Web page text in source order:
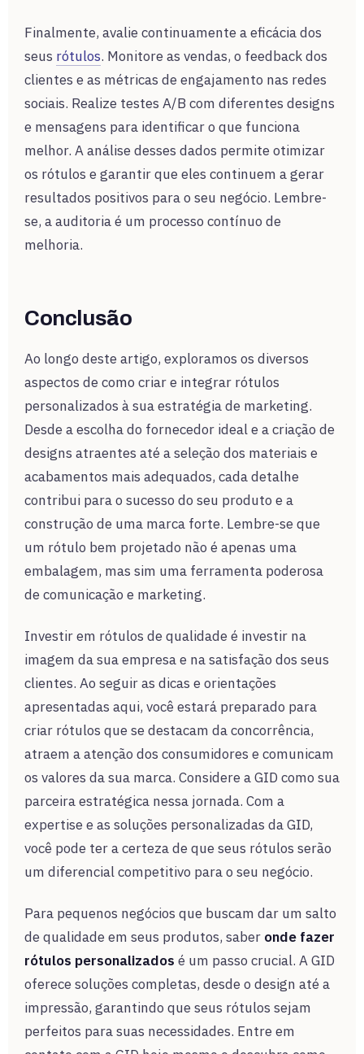
Finalmente, avalie continuamente a eficácia dos
seus rótulos. Monitore as vendas, o feedback dos
clientes e as métricas de engajamento nas redes
sociais. Realize testes A/B com diferentes designs
e mensagens para identificar o que funciona
melhor. A análise desses dados permite otimizar
os rótulos e garantir que eles continuem a gerar
resultados positivos para o seu negócio. Lembre-
se, a auditoria é um processo contínuo de
melhoria.
Conclusão
Ao longo deste artigo, exploramos os diversos
aspectos de como criar e integrar rótulos
personalizados à sua estratégia de marketing.
Desde a escolha do fornecedor ideal e a criação de
designs atraentes até a seleção dos materiais e
acabamentos mais adequados, cada detalhe
contribui para o sucesso do seu produto e a
construção de uma marca forte. Lembre-se que
um rótulo bem projetado não é apenas uma
embalagem, mas sim uma ferramenta poderosa
de comunicação e marketing.
Investir em rótulos de qualidade é investir na
imagem da sua empresa e na satisfação dos seus
clientes. Ao seguir as dicas e orientações
apresentadas aqui, você estará preparado para
criar rótulos que se destacam da concorrência,
atraem a atenção dos consumidores e comunicam
os valores da sua marca. Considere a GID como sua
parceira estratégica nessa jornada. Com a
expertise e as soluções personalizadas da GID,
você pode ter a certeza de que seus rótulos serão
um diferencial competitivo para o seu negócio.
Para pequenos negócios que buscam dar um salto
de qualidade em seus produtos, saber onde fazer
rótulos personalizados é um passo crucial. A GID
oferece soluções completas, desde o design até a
impressão, garantindo que seus rótulos sejam
perfeitos para suas necessidades. Entre em